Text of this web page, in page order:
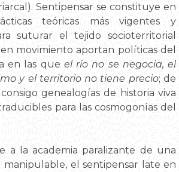
Sentipensar se constituye en
teóricas más vigentes y
suturar el tejido socioterritorial
movimiento aportan políticas del
en las que el río no se negocia, el
y el territorio no tiene precio; de
genealogías de historia viva
para las cosmogonías del
a la academia paralizante de una
manipulable, el sentipensar late en